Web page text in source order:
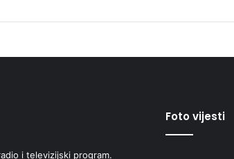
i televizijski program.
Foto vijesti